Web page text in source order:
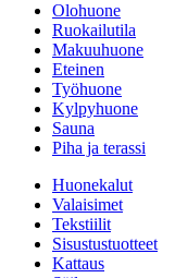
Olohuone
Ruokailutila
Makuuhuone
Eteinen
Työhuone
Kylpyhuone
Sauna
Piha ja terassi
Huonekalut
Valaisimet
Tekstiilit
Sisustustuotteet
Kattaus